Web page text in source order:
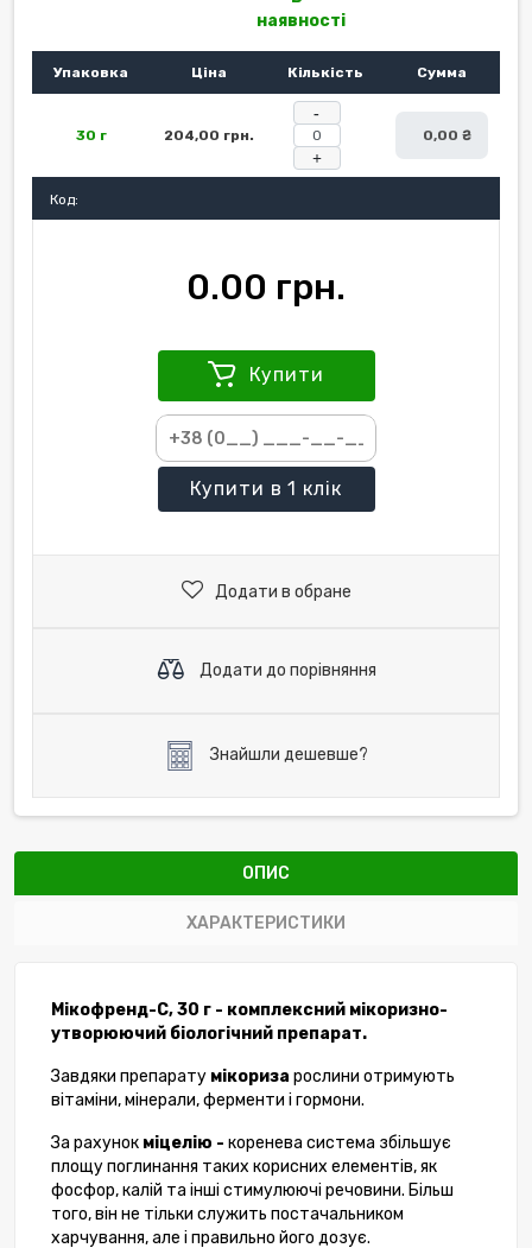
наявності
Упаковка Ціна Кількість Сумма
30 г
204,00 грн.
+
0,00 ₴
Код:
0.00 грн.
Купити
Купити в 1 клік
Додати в обране
Додати до порівняння
Знайшли дешевше?
ОПИС
ХАРАКТЕРИСТИКИ
Мікофренд-С, 30 г - комплексний мікоризно-
утворюючий біологічний препарат.
Завдяки препарату мікориза рослини отримують
вітаміни, мінерали, ферменти і гормони.
За рахунок міцелію - коренева система збільшує
площу поглинання таких корисних елементів, як
фосфор, калій та інші стимулюючі речовини. Більш
того, він не тільки служить постачальником
харчування, але і правильно його дозує.